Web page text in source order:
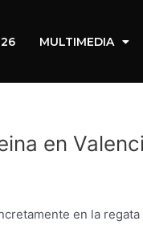
MULTIMEDIA
en
en la